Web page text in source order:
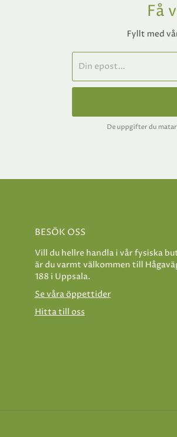
Få
Fyllt med
De uppgifter du
BESÖK OSS
Vill du hellre handla i vår fysiska
är du varmt välkommen till
188 i Uppsala.
Se våra öppettider
Hitta till oss